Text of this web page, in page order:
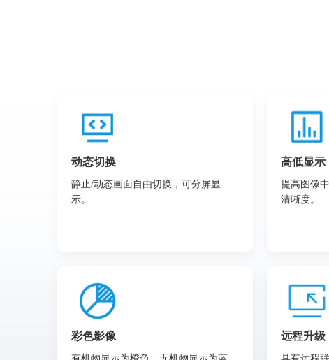
动态切换
静止/动态画面自由切换，可分屏显
示。
高低显示
提高图像
清晰度。
彩色影像 远程升级